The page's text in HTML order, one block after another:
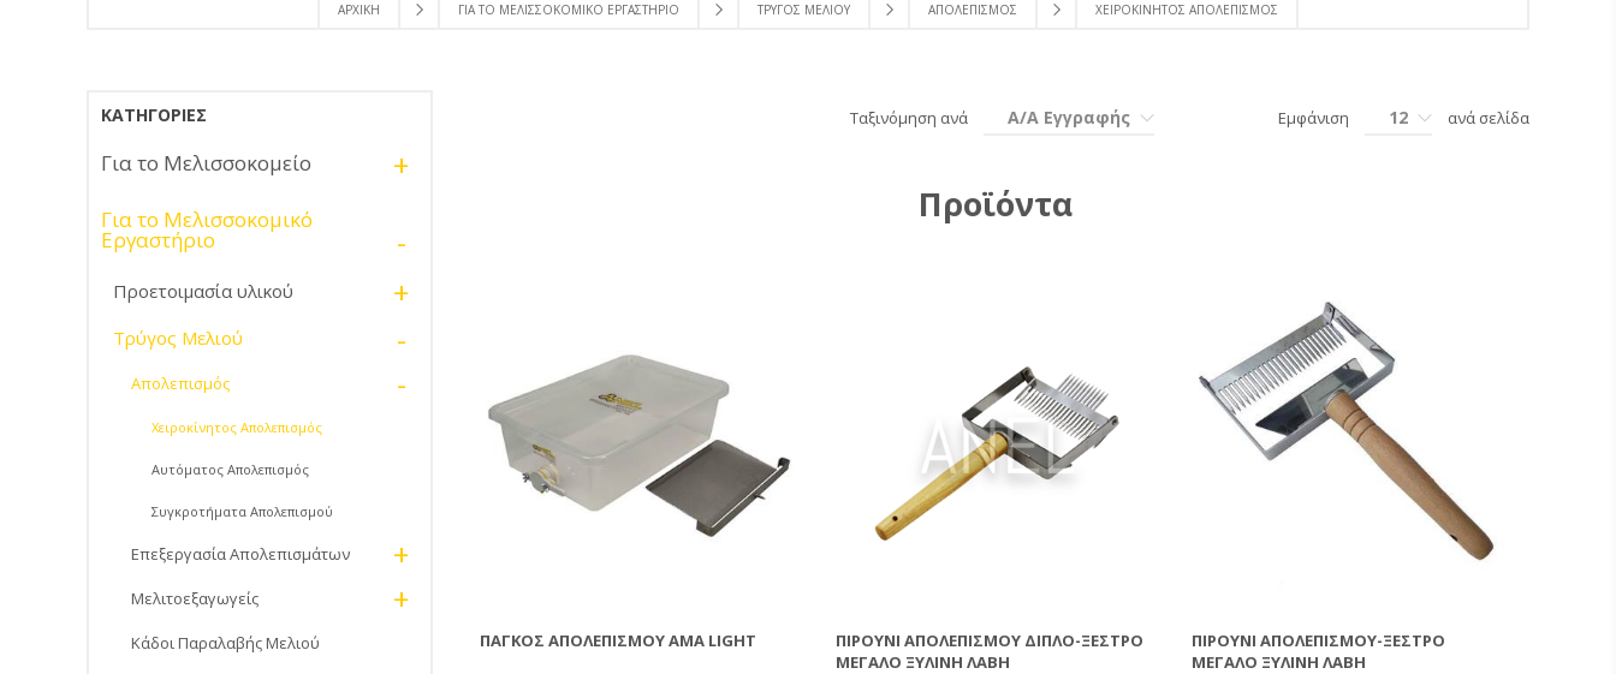
ΑΡΧΙΚΉ ΓΙΑ ΤΟ ΜΕΛΙΣΣΟΚΟΜΙΚΌ ΕΡΓΑΣΤΉΡΙΟ ΤΡΎΓΟΣ ΜΕΛΙΟΎ ΑΠΟΛΕΠΙΣΜΌΣ ΧΕΙΡΟΚΊΝΗΤΟΣ ΑΠΟΛΕΠΙΣΜΌΣ
Ταξινόμηση ανά Α/Α Εγγραφής Εμφάνιση 12 ανά σελίδα
Προϊόντα
ΠΆΓΚΟΣ ΑΠΟΛΕΠΙΣΜΟΎ AMA LIGHT
ΠΙΡΟΎΝΙ ΑΠΟΛΕΠΙΣΜΟΎ ΔΙΠΛΌ-ΞΈΣΤΡΟ
ΜΕΓΆΛΟ ΞΥΛΙΝΗ ΛΑΒΗ
ΠΙΡΟΎΝΙ ΑΠΟΛΕΠΙΣΜΟΎ-ΞΈΣΤΡΟ
ΜΕΓΆΛΟ ΞΥΛΙΝΗ ΛΑΒΗ
ΚΑΤΗΓΟΡΊΕΣ
Για το Μελισσοκομείο +
Για το Μελισσοκομικό
Εργαστήριο -
Προετοιμασία υλικού +
Τρύγος Μελιού -
Απολεπισμός -
Χειροκίνητος Απολεπισμός
Αυτόματος Απολεπισμός
Συγκροτήματα Απολεπισμού
Επεξεργασία Απολεπισμάτων +
Μελιτοεξαγωγείς +
Κάδοι Παραλαβής Μελιού